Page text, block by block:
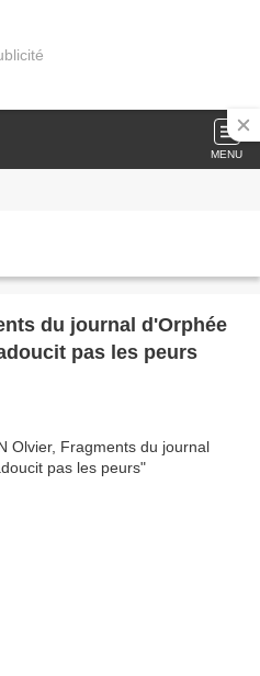
MENU
du journal d'Orphée
pas les peurs